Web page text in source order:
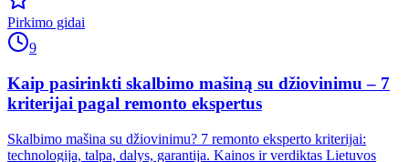
Pirkimo gidai
9
Kaip pasirinkti skalbimo mašiną su džiovinimu – 7
kriterijai pagal remonto ekspertus
Skalbimo mašina su džiovinimu? 7 remonto eksperto kriterijai:
technologija, talpa, dalys, garantija. Kainos ir verdiktas Lietuvos